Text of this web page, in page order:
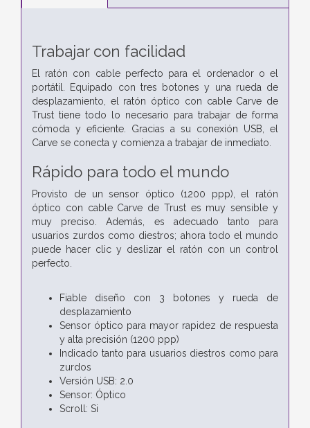
Trabajar con facilidad
El ratón con cable perfecto para el ordenador o el
portátil. Equipado con tres botones y una rueda de
desplazamiento, el ratón óptico con cable Carve de
Trust tiene todo lo necesario para trabajar de forma
cómoda y eficiente. Gracias a su conexión USB, el
Carve se conecta y comienza a trabajar de inmediato.
Rápido para todo el mundo
Provisto de un sensor óptico (1200 ppp), el ratón
óptico con cable Carve de Trust es muy sensible y
muy preciso. Además, es adecuado tanto para
usuarios zurdos como diestros; ahora todo el mundo
puede hacer clic y deslizar el ratón con un control
perfecto.
Fiable diseño con 3 botones y rueda de
desplazamiento
Sensor óptico para mayor rapidez de respuesta
y alta precisión (1200 ppp)
Indicado tanto para usuarios diestros como para
zurdos
Versión USB: 2.0
Sensor: Óptico
Scroll: Si